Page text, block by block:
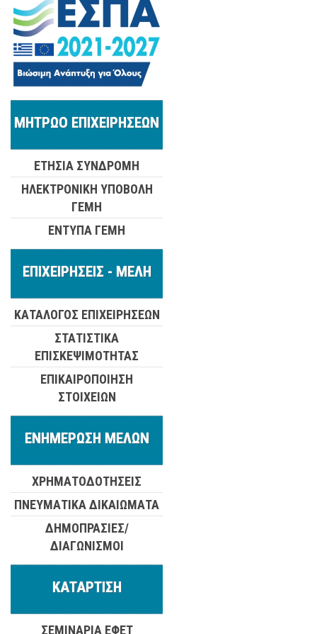
ΜΗΤΡΩΟ ΕΠΙΧΕΙΡΗΣΕΩΝ
ΕΤΗΣΙΑ ΣΥΝΔΡΟΜΗ
ΗΛΕΚΤΡΟΝΙΚΗ ΥΠΟΒΟΛΗ
ΓΕΜΗ
ΕΝΤΥΠΑ ΓΕΜΗ
ΕΠΙΧΕΙΡΗΣΕΙΣ - ΜΕΛΗ
ΚΑΤΑΛΟΓΟΣ ΕΠΙΧΕΙΡΗΣΕΩΝ
ΣΤΑΤΙΣΤΙΚΑ
ΕΠΙΣΚΕΨΙΜΟΤΗΤΑΣ
ΕΠΙΚΑΙΡΟΠΟΙΗΣΗ
ΣΤΟΙΧΕΙΩΝ
ΕΝΗΜΕΡΩΣΗ ΜΕΛΩΝ
ΧΡΗΜΑΤΟΔΟΤΗΣΕΙΣ
ΠΝΕΥΜΑΤΙΚΑ ΔΙΚΑΙΩΜΑΤΑ
ΔΗΜΟΠΡΑΣΙΕΣ/
ΔΙΑΓΩΝΙΣΜΟΙ
ΚΑΤΑΡΤΙΣΗ
ΣΕΜΙΝΑΡΙΑ ΕΦΕΤ